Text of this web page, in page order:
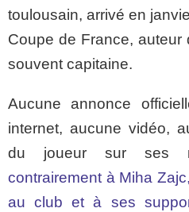
toulousain, arrivé en
Coupe de France, auteur
souvent capitaine.
Aucune annonce
internet, aucune vidéo,
du joueur sur ses
contrairement à Miha
au club et à ses